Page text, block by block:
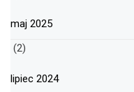
maj 2025
(2)
lipiec 2024